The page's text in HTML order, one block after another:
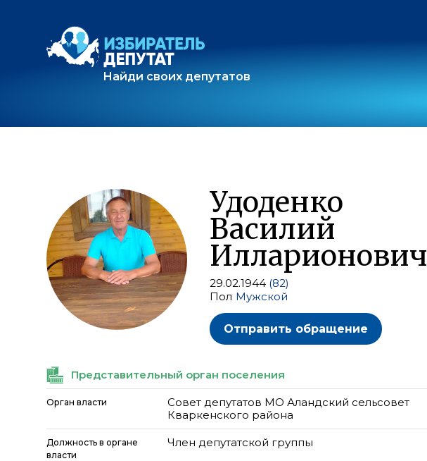
Найди своих депутатов
Удоденко
Василий
Илларионович
29.02.1944 (82)
Пол Мужской
Отправить обращение
Представительный орган поселения
Орган власти
Совет депутатов МО Аландский сельсовет
Кваркенского района
Должность в органе
власти
Член депутатской группы